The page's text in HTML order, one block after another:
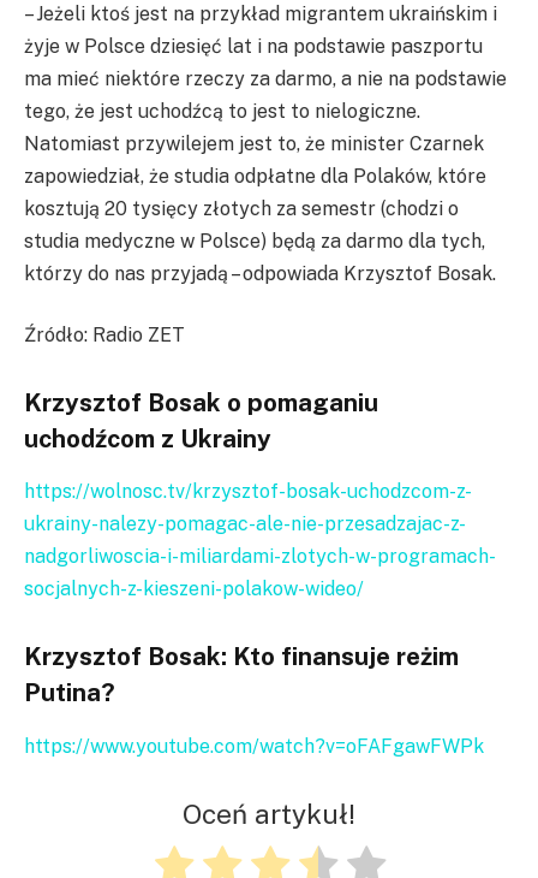
– Jeżeli ktoś jest na przykład migrantem ukraińskim i
żyje w Polsce dziesięć lat i na podstawie paszportu
ma mieć niektóre rzeczy za darmo, a nie na podstawie
tego, że jest uchodźcą to jest to nielogiczne.
Natomiast przywilejem jest to, że minister Czarnek
zapowiedział, że studia odpłatne dla Polaków, które
kosztują 20 tysięcy złotych za semestr (chodzi o
studia medyczne w Polsce) będą za darmo dla tych,
którzy do nas przyjadą – odpowiada Krzysztof Bosak.
Źródło: Radio ZET
Krzysztof Bosak o pomaganiu
uchodźcom z Ukrainy
https://wolnosc.tv/krzysztof-bosak-uchodzcom-z-
ukrainy-nalezy-pomagac-ale-nie-przesadzajac-z-
nadgorliwoscia-i-miliardami-zlotych-w-programach-
socjalnych-z-kieszeni-polakow-wideo/
Krzysztof Bosak: Kto finansuje reżim
Putina?
https://www.youtube.com/watch?v=oFAFgawFWPk
Oceń artykuł!